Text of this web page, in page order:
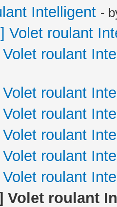
Intelligent -
Volet roulant
roulant
roulant
roulant
roulant
roulant
roulant
Volet roulant